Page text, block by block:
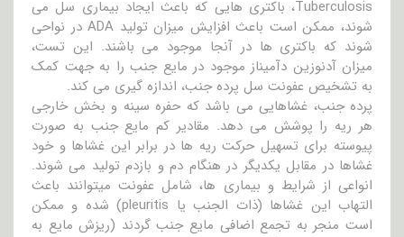
Tuberculosis، باکتری هایی که باعث ایجاد بیماری سل می
شوند، ممکن است باعث افزایش میزان تولید ADA در نواحی
شوند که باکتری ها در آنجا موجود می باشند. این تست،
میزان آدنوزین دآمیناز موجود در مایع جنب را به جهت کمک
به تشخیص عفونت سل پرده جنب، اندازه گیری می کند.
پرده جنب، غشاهایی می باشد که حفره سینه و بخش خارجی
هر ریه را پوشش می دهد. مقادیر کم مایع جنب به صورت
پیوسته برای تسهیل حرکت ریه ها در برابر این غشاها و خود
غشاها در مقابل یکدیگر در هنگام دم و بازدم تولید می شوند.
انواعی از شرایط و بیماری ها، شامل عفونت میتوانند باعث
التهاب این غشاها (ذات الجنب یا pleuritis) شده و ممکن
است منجر به تجمع اضافی مایع جنب گردند (ریزش مایع به